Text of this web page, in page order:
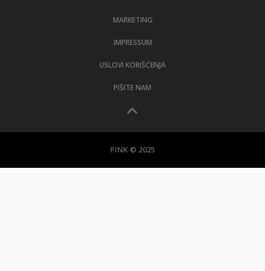
MARKETING
IMPRESSUM
USLOVI KORIŠĆENJA
PIŠITE NAM
PINK © 2025